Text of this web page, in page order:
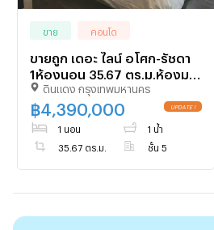
choice for
urban
or investors
seeking a
estate
ขาย คอนโด
ขายถูก เดอะ ไลน์ อโศก-รัชดา
1ห้องนอน 35.67 ตร.ม.ห้องมุม
เฟอร์ครบ ห้องใหม่ พร้อมอยู่
ใกล้ MRT พระราม9 ขาย 4.39
ล้านบาท
ดินแดง กรุงเทพมหานคร
฿ 4,390,000 UPDATE !
1 นอน 1 น้ำ
35.67 ตร.ม. ชั้น 5